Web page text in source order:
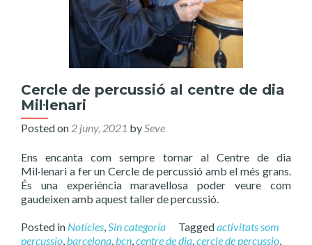
Cercle de percussió al centre de dia
Mil·lenari
Posted on 2 juny, 2021 bySeve
Ens encanta com sempre tornar al Centre de dia
Mil·lenari a fer un Cercle de percussió amb el més grans.
És una experiéncia maravellosa poder veure com
gaudeixen amb aquest taller de percussió.
Posted in Notícies,Sin categoría Taggedactivitats som
percussio,barcelona,bcn,centre de dia,cercle de percussio,